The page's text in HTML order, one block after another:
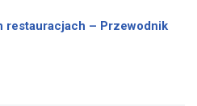
restauracjach – Przewodnik